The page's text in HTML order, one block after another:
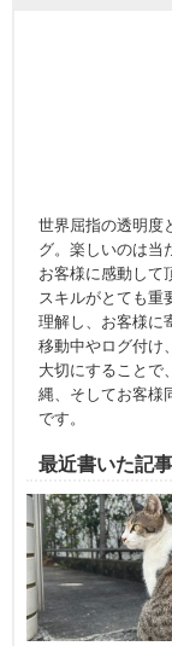
世界屈指の透明度
グ。楽しいのは当
お客様に感動して
スキルがとても重
理解し、お客様に
移動中やログ付け
大切にすることで
縄、そしてお客様
です。
最近書いた記事